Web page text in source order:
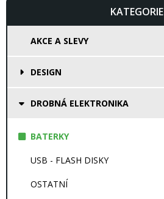
KATEGORIE
AKCE A SLEVY
DESIGN
DROBNÁ ELEKTRONIKA
BATERKY
USB - FLASH DISKY
OSTATNÍ